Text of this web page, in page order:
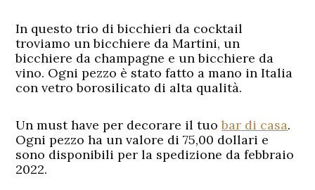
In questo trio di bicchieri da cocktail
troviamo un bicchiere da Martini, un
bicchiere da champagne e un bicchiere da
vino. Ogni pezzo è stato fatto a mano in Italia
con vetro borosilicato di alta qualità.
Un must have per decorare il tuobar di casa.
Ogni pezzo ha un valore di 75,00 dollari e
sono disponibili per la spedizione da febbraio
2022.